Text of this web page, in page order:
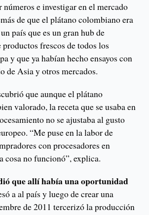
números e investigar en el mercado
de que el plátano colombiano era
país que es un gran hub de
frescos de todos los
y que ya habían hecho ensayos con
de Asia y otros mercados.
que aunque el plátano
valorado, la receta que se usaba en
no se ajustaba al gusto
“Me puse en la labor de
con procesadores en
cosa no funcionó”, explica.
que allí había una oportunidad
a al país y luego de crear una
de 2011 tercerizó la producción